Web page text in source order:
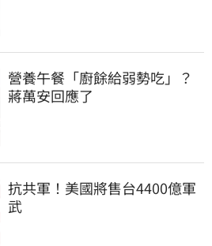
營養午餐「廚餘給弱勢吃」？
蔣萬安回應了
抗共軍！美國將售台4400億軍
武